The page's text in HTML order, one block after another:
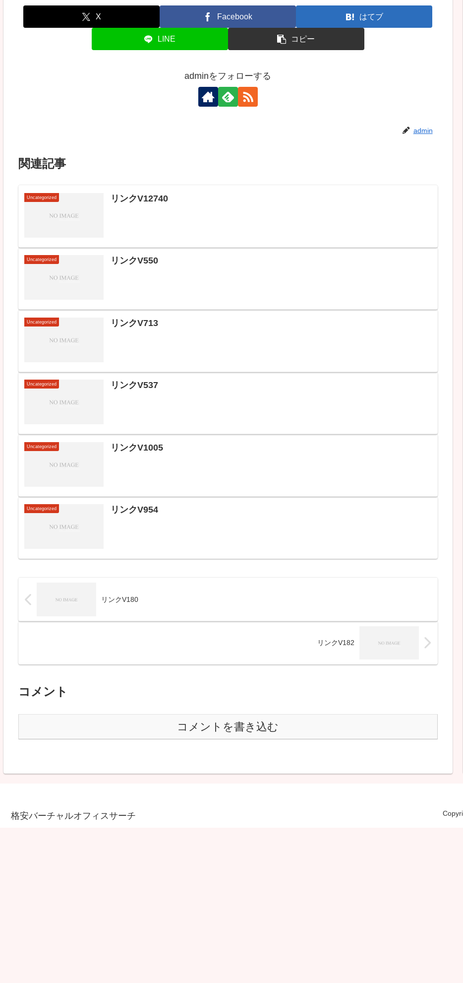
X Facebook はてブ
LINE コピー
adminをフォローする
admin
関連記事
Uncategorized リンクV12740
Uncategorized リンクV550
Uncategorized リンクV713
Uncategorized リンクV537
Uncategorized リンクV1005
Uncategorized リンクV954
リンクV180
リンクV182
コメント
コメントを書き込む
格安バーチャルオフィスサーチ